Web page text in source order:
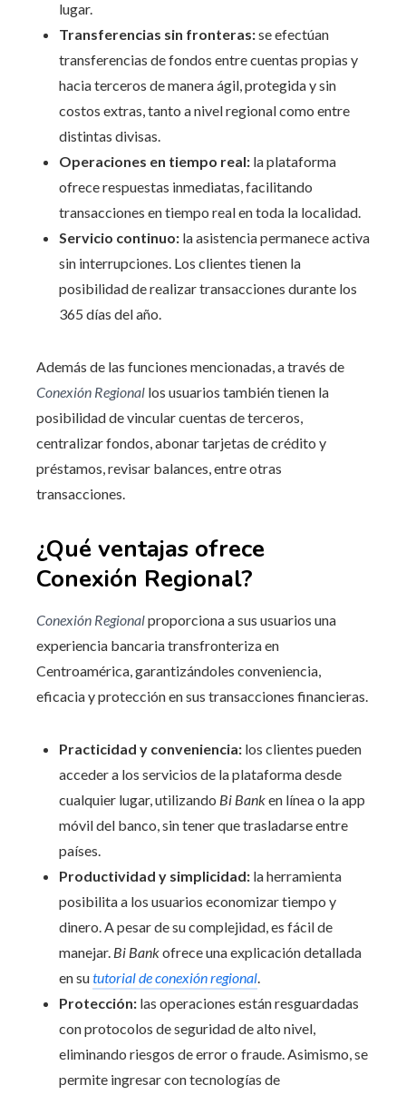
lugar.
Transferencias sin fronteras:se efectúan
transferencias de fondos entre cuentas propias y
hacia terceros de manera ágil, protegida y sin
costos extras, tanto a nivel regional como entre
distintas divisas.
Operaciones en tiempo real: la plataforma
ofrece respuestas inmediatas, facilitando
transacciones en tiempo real en toda la localidad.
Servicio continuo: la asistencia permanece activa
sin interrupciones. Los clientes tienen la
posibilidad de realizar transacciones durante los
365 días del año.
Además de las funciones mencionadas, a través de
Conexión Regional los usuarios también tienen la
posibilidad de vincular cuentas de terceros,
centralizar fondos, abonar tarjetas de crédito y
préstamos, revisar balances, entre otras
transacciones.
¿Qué ventajas ofrece
Conexión Regional?
Conexión Regionalproporciona a sus usuarios una
experiencia bancaria transfronteriza en
Centroamérica, garantizándoles conveniencia,
eficacia y protección en sus transacciones financieras.
Practicidad y conveniencia: los clientes pueden
acceder a los servicios de la plataforma desde
cualquier lugar, utilizando Bi Banken línea o la app
móvil del banco, sin tener que trasladarse entre
países.
Productividad y simplicidad: la herramienta
posibilita a los usuarios economizar tiempo y
dinero. A pesar de su complejidad, es fácil de
manejar. Bi Bankofrece una explicación detallada
en sututorial de conexión regional.
Protección: las operaciones están resguardadas
con protocolos de seguridad de alto nivel,
eliminando riesgos de error o fraude. Asimismo, se
permite ingresar con tecnologías de